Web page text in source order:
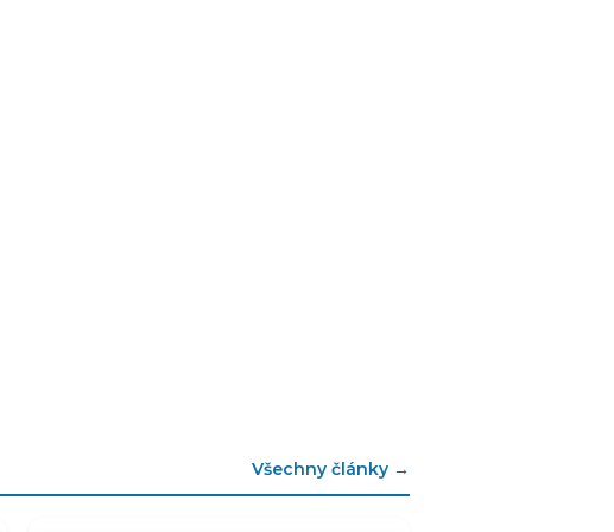
Všechny články →